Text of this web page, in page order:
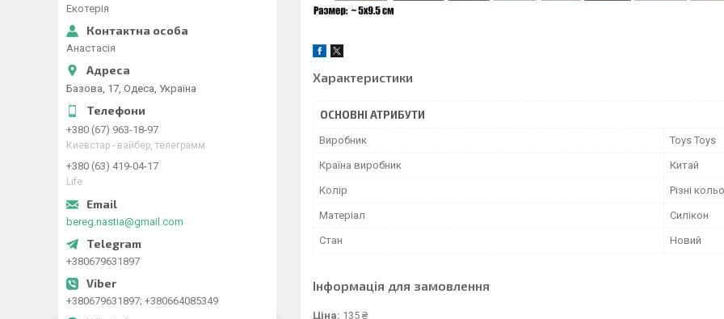
Характеристики
ОСНОВНІ АТРИБУТИ
Виробник Toys Toys
Країна виробник Китай
Колір Різні
Матеріал Силікон
Стан Новий
Інформація для замовлення
Ціна: 135 ₴
Екотерія
Анастасія
Базова, 17, Одеса, Україна
+380 (67) 963-18-97
Киевстар - вайбер, телеграмм
+380 (63) 419-04-17
Life
bereg.nastia@gmail.com
+380679631897
+380679631897; +380664085349